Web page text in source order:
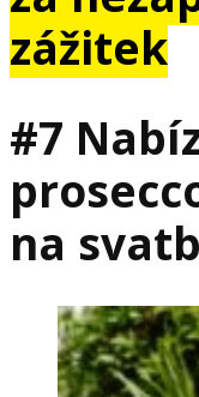
zážitek
#7
na